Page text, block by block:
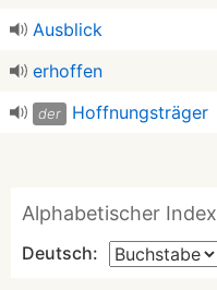
Ausblick
erhoffen
der Hoffnungsträger
Alphabetischer Index
Deutsch: